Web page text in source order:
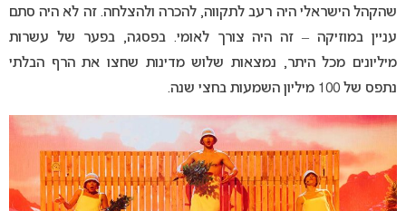
שהקהל הישראלי היה רעב לתקווה, להכרה ולהצלחה. זה לא היה סתם
עניין במוזיקה – זה היה צורך לאומי.בפסגה, בפער של עשרות
מיליונים מכל היתר, נמצאות שלוש מדינות שחצו את הרף הבלתי
נתפס של 100 מיליון השמעות בחצי שנה.